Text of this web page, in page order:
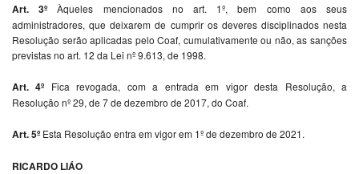
Art. 3ºÀqueles mencionados no art. 1º, bem como aos seus
administradores, que deixarem de cumprir os deveres disciplinados nesta
Resolução serão aplicadas pelo Coaf, cumulativamente ou não, as sanções
previstas no art. 12 da Lei nº 9.613, de 1998.
Art. 4º Fica revogada, com a entrada em vigor desta Resolução, a
Resolução nº 29, de 7 de dezembro de 2017, do Coaf.
Art. 5º Esta Resolução entra em vigor em 1º de dezembro de 2021.
RICARDO LIÁO